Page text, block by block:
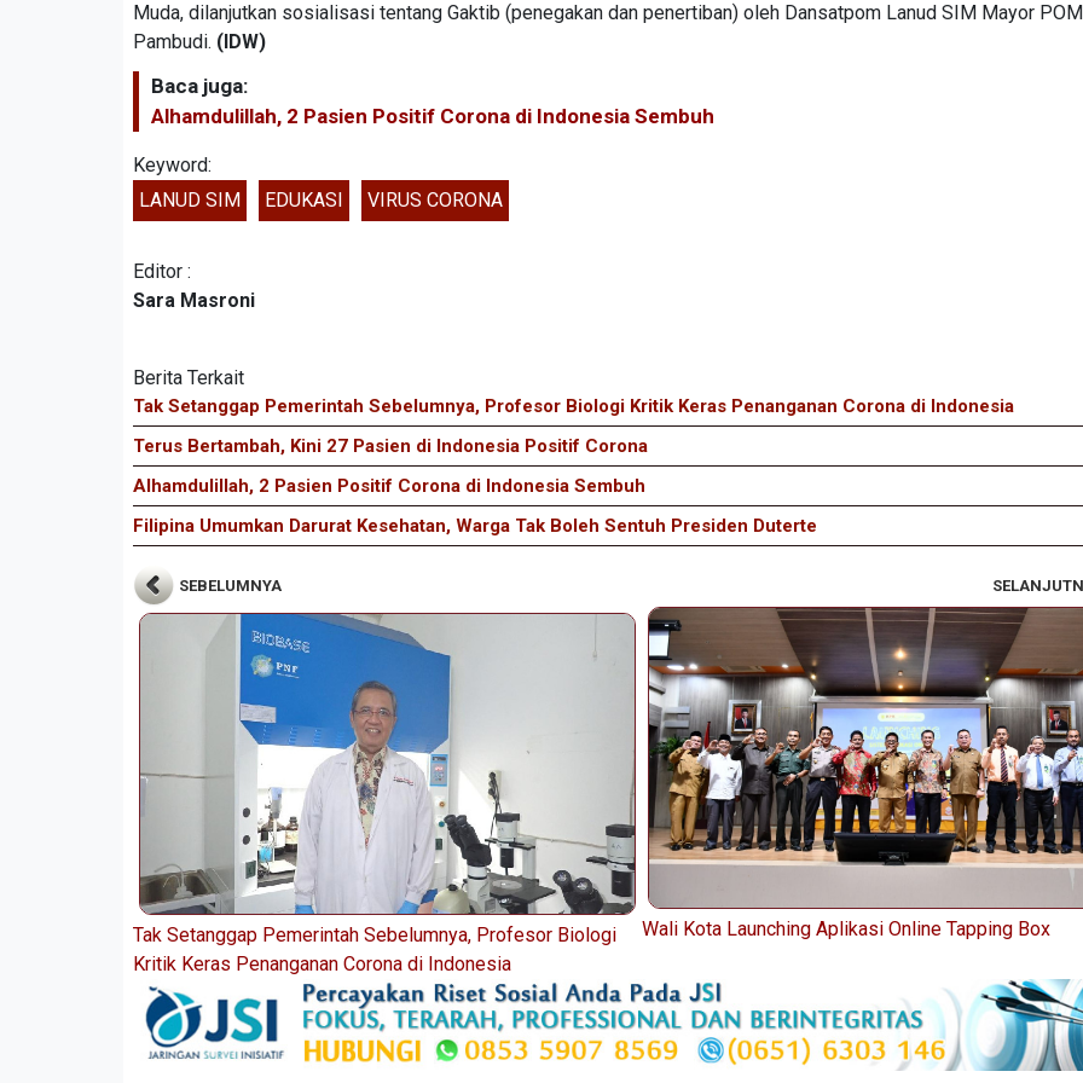
Muda, dilanjutkan sosialisasi tentang Gaktib (penegakan dan penertiban) oleh Dansatpom Lanud SIM Mayor
Pambudi. (IDW)
Baca juga:
Alhamdulillah, 2 Pasien Positif Corona di Indonesia Sembuh
Keyword:
LANUD SIM
EDUKASI VIRUS CORONA
Editor :
Sara Masroni
Berita Terkait
Tak Setanggap Pemerintah Sebelumnya, Profesor Biologi Kritik Keras Penanganan Corona di Indonesia
Terus Bertambah, Kini 27 Pasien di Indonesia Positif Corona
Alhamdulillah, 2 Pasien Positif Corona di Indonesia Sembuh
Filipina Umumkan Darurat Kesehatan, Warga Tak Boleh Sentuh Presiden Duterte
SEBELUMNYA
Tak Setanggap Pemerintah Sebelumnya, Profesor Biologi
Kritik Keras Penanganan Corona di Indonesia
Wali Kota Launching Aplikasi Online Tapping Box